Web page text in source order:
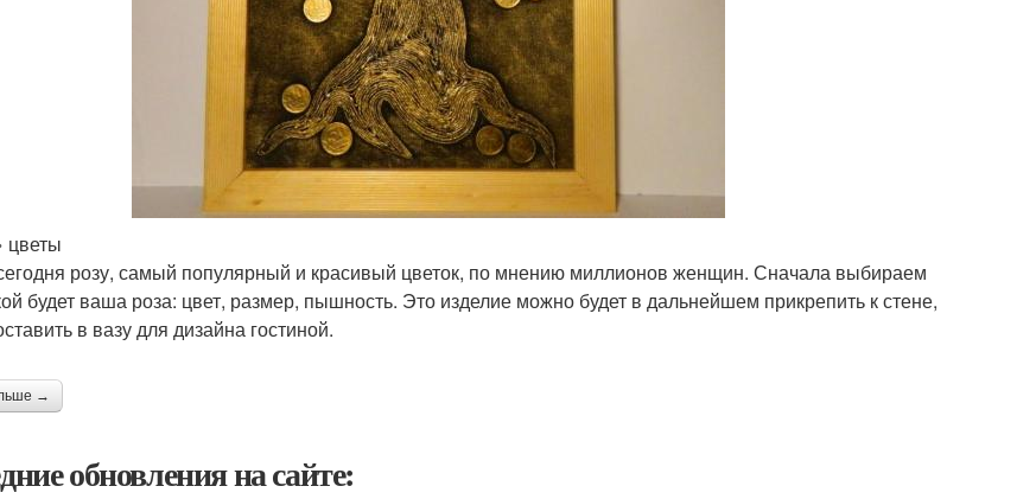
розу, самый популярный и красивый цветок, по мнению миллионов женщин. Сначала выбираем
будет ваша роза: цвет, размер, пышность. Это изделие можно будет в дальнейшем прикрепить к стене,
в вазу для дизайна гостиной.
→
обновления на сайте: